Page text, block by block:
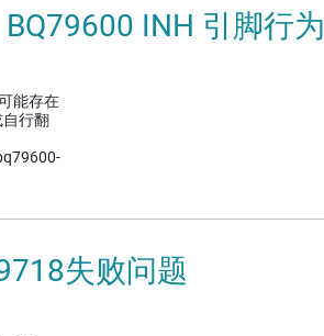
INH 引脚行为
能存在
行翻
失败问题